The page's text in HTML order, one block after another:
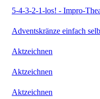
5-4-3-2-1-los! - Impro-
Adventskränze einfach
Aktzeichnen
Aktzeichnen
Aktzeichnen